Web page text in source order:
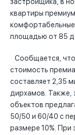
квартиры
площадью от 85
Сообщается, что
стоимость
составляет 2,35
дирхамов. Также,
объектов
50/50 и 60/40 с
размере 10%. При